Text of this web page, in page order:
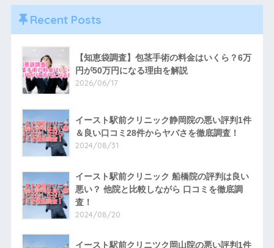
Recent Posts
【知恵袋調査】包茎手術の料金はいくら？6万
円が50万円になる理由を解説
2026/06/17
イースト駅前クリニック静岡院の悪い評判1件
＆良い口コミ28件からヤバさを徹底調査！
2024/08/31
イースト駅前クリニック 船橋院の評判は良い
悪い？ 他院と比較しながら 口コミを徹底調
査！
2024/08/20
イースト駅前クリニツク岡山院の悪い評判1件